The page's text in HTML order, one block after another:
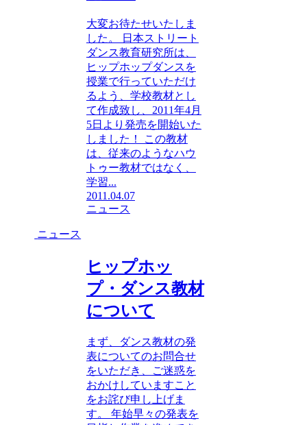
大変お待たせいたしま
した。 日本ストリート
ダンス教育研究所は、
ヒップホップダンスを
授業で行っていただけ
るよう、学校教材とし
て作成致し、2011年4月
5日より発売を開始いた
しました！ この教材
は、従来のようなハウ
トゥー教材ではなく、
学習...
2011.04.07
ニュース
ニュース
ヒップホッ
プ・ダンス教材
について
まず、ダンス教材の発
表についてのお問合せ
をいただき、ご迷惑を
おかけしていますこと
をお詫び申し上げま
す。 年始早々の発表を